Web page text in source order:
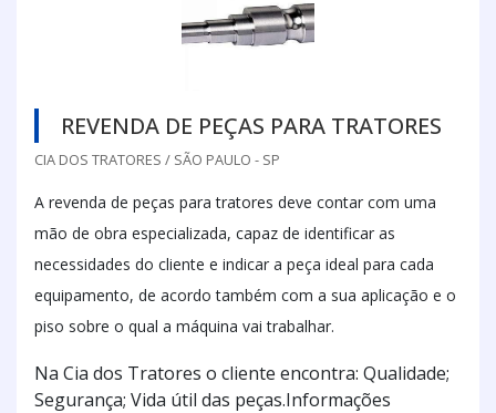
REVENDA DE PEÇAS PARA TRATORES
CIA DOS TRATORES / SÃO PAULO - SP
A revenda de peças para tratores deve contar com uma
mão de obra especializada, capaz de identificar as
necessidades do cliente e indicar a peça ideal para cada
equipamento, de acordo também com a sua aplicação e o
piso sobre o qual a máquina vai trabalhar.
Na Cia dos Tratores o cliente encontra: Qualidade;
Segurança; Vida útil das peças.Informações